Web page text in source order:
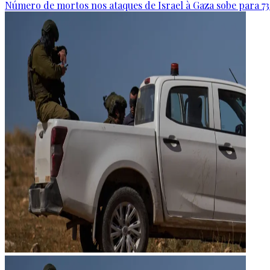
Número de mortos nos ataques de Israel à Gaza sobe para